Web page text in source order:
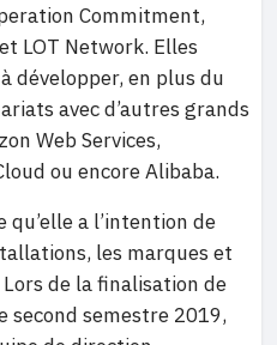
Commitment,
LOT Network. Elles
développer, en plus du
avec d’autres grands
Web Services,
ou encore Alibaba.
qu’elle a l’intention de
les marques et
de la finalisation de
second semestre 2019,